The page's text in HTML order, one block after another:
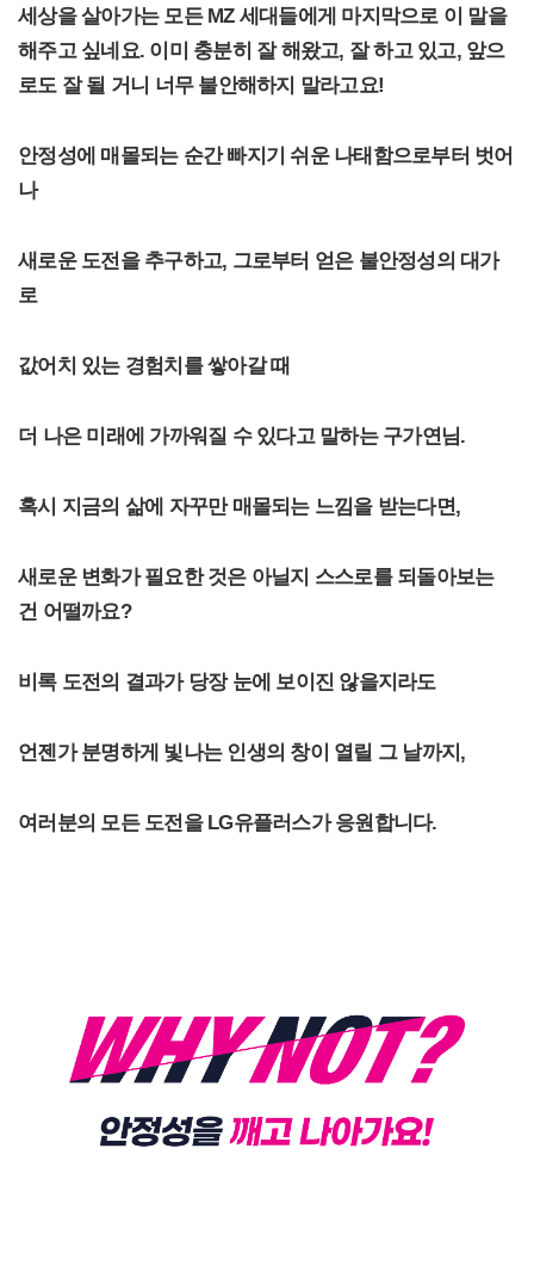
세상을 살아가는 모든 MZ 세대들에게 마지막으로 이 말을
해주고 싶네요. 이미 충분히 잘 해왔고, 잘 하고 있고, 앞으
로도 잘 될 거니 너무 불안해하지 말라고요!
안정성에 매몰되는 순간 빠지기 쉬운 나태함으로부터 벗어
나
새로운 도전을 추구하고, 그로부터 얻은 불안정성의 대가
로
값어치 있는 경험치를 쌓아갈 때
더 나은 미래에 가까워질 수 있다고 말하는 구가연님.
혹시 지금의 삶에 자꾸만 매몰되는 느낌을 받는다면,
새로운 변화가 필요한 것은 아닐지 스스로를 되돌아보는
건 어떨까요?
비록 도전의 결과가 당장 눈에 보이진 않을지라도
언젠가 분명하게 빛나는 인생의 창이 열릴 그 날까지,
여러분의 모든 도전을 LG유플러스가 응원합니다.